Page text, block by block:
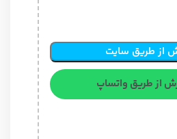
از طریق سایت
از طریق واتساپ